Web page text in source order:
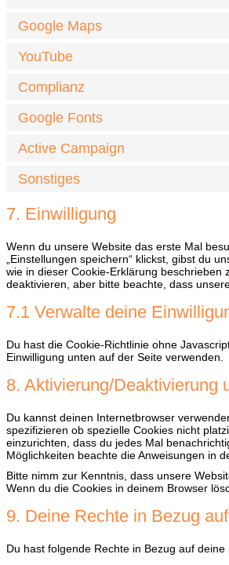
Google Maps
YouTube
Complianz
Google Fonts
Active Campaign
Sonstiges
7. Einwilligung
Wenn du unsere Website das erste Mal
„Einstellungen speichern“ klickst, gibst du
wie in dieser Cookie-Erklärung beschrieben
deaktivieren, aber bitte beachte, dass
7.1 Verwalte deine
Du hast die Cookie-Richtlinie ohne
Einwilligung unten auf der Seite verwenden.
8. Aktivierung/Deaktivierung
Du kannst deinen Internetbrowser
spezifizieren ob spezielle Cookies nicht
einzurichten, dass du jedes Mal
Möglichkeiten beachte die Anweisungen in
Bitte nimm zur Kenntnis, dass unsere
Wenn du die Cookies in deinem Browser
9. Deine Rechte in Bezug
Du hast folgende Rechte in Bezug auf